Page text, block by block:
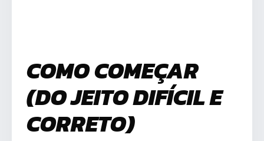
COMO COMEÇAR
(DO JEITO DIFÍCIL E
CORRETO)